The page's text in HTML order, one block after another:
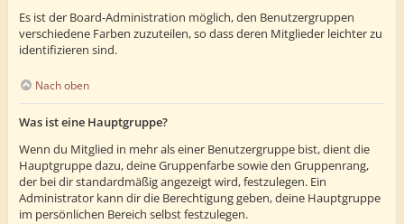
Es ist der Board-Administration möglich, den Benutzergruppen
verschiedene Farben zuzuteilen, so dass deren Mitglieder leichter zu
identifizieren sind.
Nach oben
Was ist eine Hauptgruppe?
Wenn du Mitglied in mehr als einer Benutzergruppe bist, dient die
Hauptgruppe dazu, deine Gruppenfarbe sowie den Gruppenrang,
der bei dir standardmäßig angezeigt wird, festzulegen. Ein
Administrator kann dir die Berechtigung geben, deine Hauptgruppe
im persönlichen Bereich selbst festzulegen.